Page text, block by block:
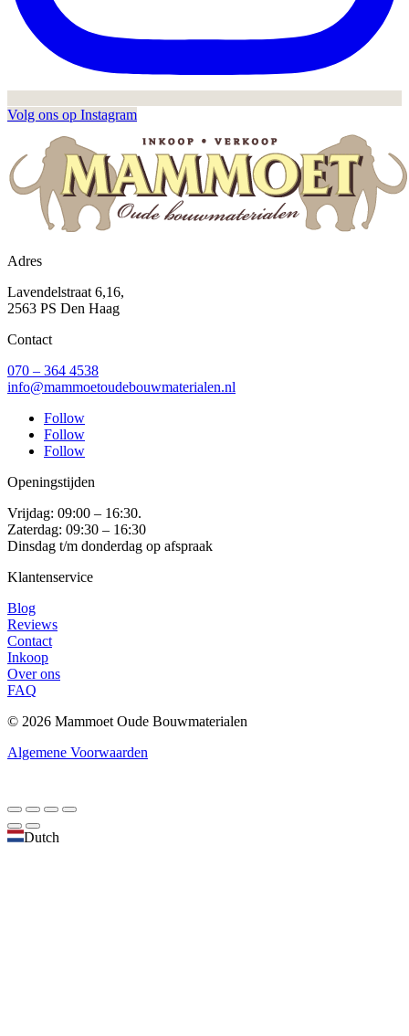
Volg ons op Instagram
Adres
Lavendelstraat 6,16,
2563 PS Den Haag
Contact
070 – 364 4538
info@mammoetoudebouwmaterialen.nl
Follow
Follow
Follow
Openingstijden
Vrijdag: 09:00 – 16:30.
Zaterdag: 09:30 – 16:30
Dinsdag t/m donderdag op afspraak
Klantenservice
Blog
Reviews
Contact
Inkoop
Over ons
FAQ
© 2026 Mammoet Oude Bouwmaterialen
Algemene Voorwaarden
Dutch